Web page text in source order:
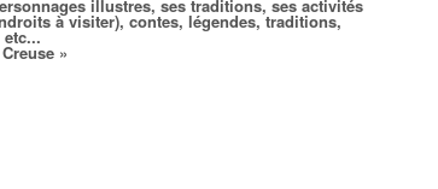
illustres, ses traditions, ses activités
à visiter), contes, légendes, traditions,
»